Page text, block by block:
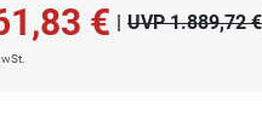
€ | UVP 1.889,72 €